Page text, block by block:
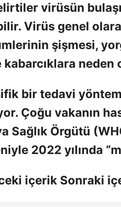
virüsün
Virüs genel
şişmesi,
neden
bir tedavi
Çoğu vakanın
Sağlık Örgütü
2022 yılında
içerik Sonraki